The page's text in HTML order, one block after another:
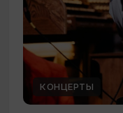
КОНЦЕРТЫ